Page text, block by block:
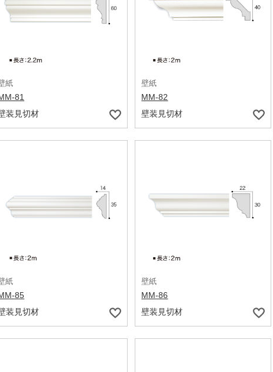
紙
81
装見切材
壁紙
MM-82
壁装見切材
紙
85
装見切材
壁紙
MM-86
壁装見切材